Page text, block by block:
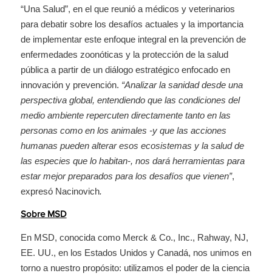
“Una Salud”, en el que reunió a médicos y veterinarios
para debatir sobre los desafíos actuales y la importancia
de implementar este enfoque integral en la prevención de
enfermedades zoonóticas y la protección de la salud
pública a partir de un diálogo estratégico enfocado en
innovación y prevención. “Analizar la sanidad desde una
perspectiva global, entendiendo que las condiciones del
medio ambiente repercuten directamente tanto en las
personas como en los animales -y que las acciones
humanas pueden alterar esos ecosistemas y la salud de
las especies que lo habitan-, nos dará herramientas para
estar mejor preparados para los desafíos que vienen”,
expresó Nacinovich.
Sobre MSD
En MSD, conocida como Merck & Co., Inc., Rahway, NJ,
EE. UU., en los Estados Unidos y Canadá, nos unimos en
torno a nuestro propósito: utilizamos el poder de la ciencia